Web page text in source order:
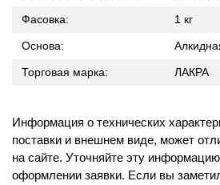
Фасовка: 1 кг
Основа:
Торговая марка: ЛАКРА
Информация о технических
поставки и внешнем виде, может
на сайте. Уточняйте эту
оформлении заявки. Если вы